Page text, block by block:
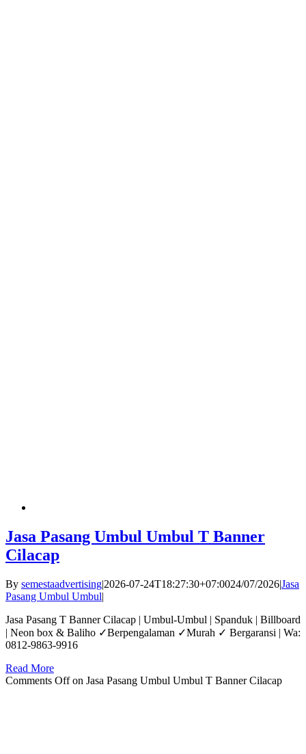
Jasa Pasang Umbul Umbul T Banner
Cilacap
By semestaadvertising|2026-07-24T18:27:30+07:0024/07/2026|Jasa
Pasang Umbul Umbul|
Jasa Pasang T Banner Cilacap | Umbul-Umbul | Spanduk | Billboard
| Neon box & Baliho ✓Berpengalaman ✓Murah ✓ Bergaransi | Wa:
0812-9863-9916
Read More
Comments Offon Jasa Pasang Umbul Umbul T Banner Cilacap